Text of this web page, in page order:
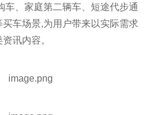
车、家庭第二辆车、短途代步通
车场景,为用户带来以实际需求
讯内容。